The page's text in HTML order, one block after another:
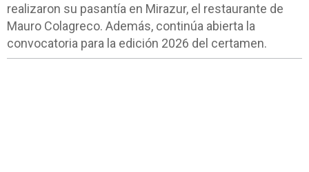
realizaron su pasantía en Mirazur, el restaurante de
Mauro Colagreco. Además, continúa abierta la
convocatoria para la edición 2026 del certamen.